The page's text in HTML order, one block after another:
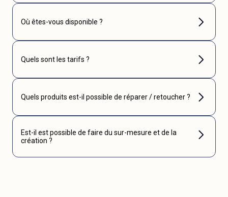
Où êtes-vous disponible ?
Quels sont les tarifs ?
Quels produits est-il possible de réparer / retoucher ?
Est-il est possible de faire du sur-mesure et de la
création ?